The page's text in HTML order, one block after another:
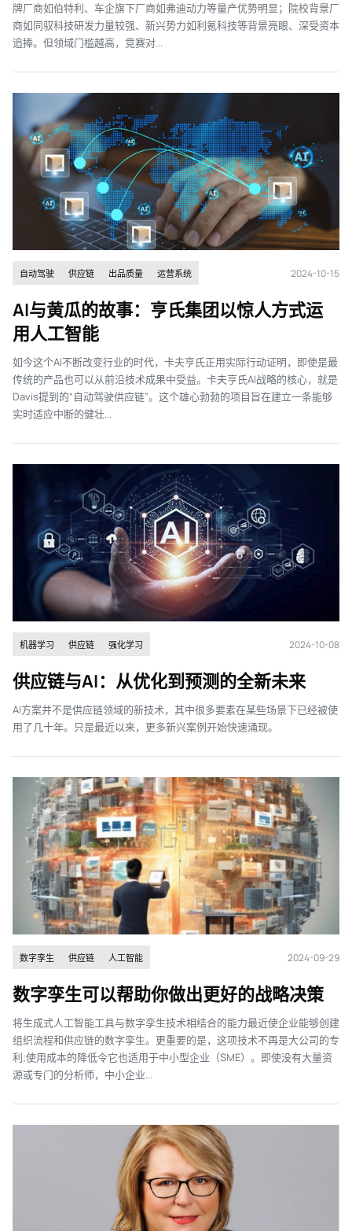
牌厂商如伯特利、车企旗下厂商如弗迪动力等量产优势明显；院校背景厂
商如同驭科技研发力量较强、新兴势力如利氪科技等背景亮眼、深受资本
追捧。但领域门槛越高，竞赛对...
自动驾驶 供应链 出品质量 运营系统 2024-10-15
AI与黄瓜的故事：亨氏集团以惊人方式运
用人工智能
如今这个AI不断改变行业的时代，卡夫亨氏正用实际行动证明，即使是最
传统的产品也可以从前沿技术成果中受益。卡夫亨氏AI战略的核心，就是
Davis提到的“自动驾驶供应链”。这个雄心勃勃的项目旨在建立一条能够
实时适应中断的健壮...
机器学习 供应链 强化学习 2024-10-08
供应链与AI：从优化到预测的全新未来
AI方案并不是供应链领域的新技术，其中很多要素在某些场景下已经被使
用了几十年。只是最近以来，更多新兴案例开始快速涌现。
数字孪生 供应链 人工智能 2024-09-29
数字孪生可以帮助你做出更好的战略决策
将生成式人工智能工具与数字孪生技术相结合的能力最近使企业能够创建
组织流程和供应链的数字孪生。更重要的是，这项技术不再是大公司的专
利;使用成本的降低令它也适用于中小型企业（SME）。即使没有大量资
源或专门的分析师，中小企业...